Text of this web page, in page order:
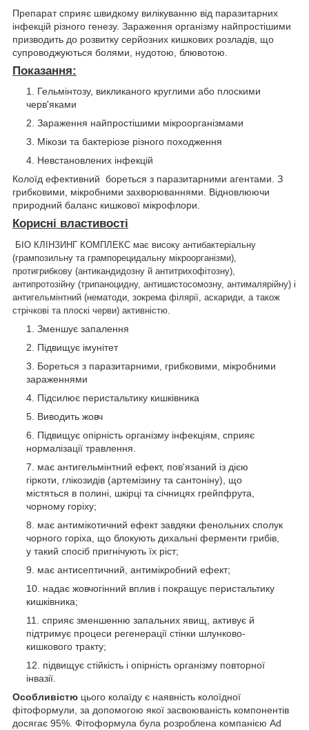
Препарат сприяє швидкому вилікуванню від паразитарних
інфекцій різного генезу. Зараження організму найпростішими
призводить до розвитку серйозних кишкових розладів, що
супроводжуються болями, нудотою, блювотою.
Показання:
Гельмінтозу, викликаного круглими або плоскими
черв'яками
Зараження найпростішими мікроорганізмами
Мікози та бактеріозе різного походження
Невстановлених інфекцій
Колоїд ефективний бореться з паразитарними агентами. З
грибковими, мікробними захворюваннями. Відновлюючи
природний баланс кишкової мікрофлори.
Корисні властивості
БІО КЛІНЗИНГ КОМПЛЕКС має високу антибактеріальну
(грампозильну та грампорецидальну мікроорганізми),
протигрибкову (антикандидозну й антитрихофітозну),
антипротозійну (трипаноцидну, антишистосомозну, антималярійну) і
антигельмінтний (нематоди, зокрема філярії, аскариди, а також
стрічкові та плоскі черви) активністю.
Зменшує запалення
Підвищує імунітет
Бореться з паразитарними, грибковими, мікробними
зараженнями
Підсилює перистальтику кишківника
Виводить жовч
Підвищує опірність організму інфекціям, сприяє
нормалізації травлення.
має антигельмінтний ефект, пов'язаний із дією
гіркоти, глікозидів (артемізину та сантоніну), що
містяться в полині, шкірці та січницях грейпфрута,
чорному горіху;
має антимікотичний ефект завдяки фенольних сполук
чорного горіха, що блокують дихальні ферменти грибів,
у такий спосіб пригнічують їх ріст;
має антисептичний, антимікробний ефект;
надає жовчогінний вплив і покращує перистальтику
кишківника;
сприяє зменшенню запальних явищ, активує й
підтримує процеси регенерації стінки шлунково-
кишкового тракту;
підвищує стійкість і опірність організму повторної
інвазії.
Особливістю цього колаїду є наявність колоїдної
фітоформули, за допомогою якої засвоюваність компонентів
досягає 95%. Фітоформула була розроблена компанією Ad